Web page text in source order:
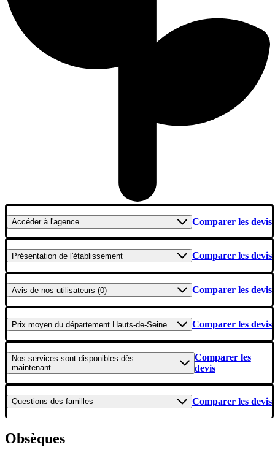
Accéderà l'agence Comparer les devis
Présentation de l'établissement Comparer les devis
Avis de nos utilisateurs (0) Comparer les devis
Prix moyen du département Hauts-de-Seine Comparer les devis
Nos services sont disponibles dès
maintenant
Comparer les
devis
Questions des familles Comparer les devis
Obsèques